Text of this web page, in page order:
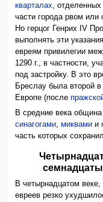
кварталах ,
части города рвом или
Но герцог Генрих IV
выполнять эти
евреям привилегии
1290 г., в частности,
под застройку. В это
Бреслау была второй
Европе (после
В средние века
синагогами,миквами и
часть которых
В четырнадцатом
евреев резко